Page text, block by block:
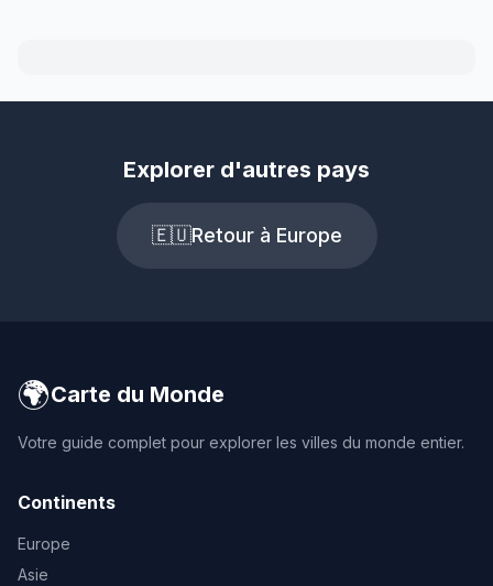
Explorer d'autres pays
🇪🇺Retour à Europe
🌍Carte du Monde
Votre guide complet pour explorer les villes du monde entier.
Continents
Europe
Asie